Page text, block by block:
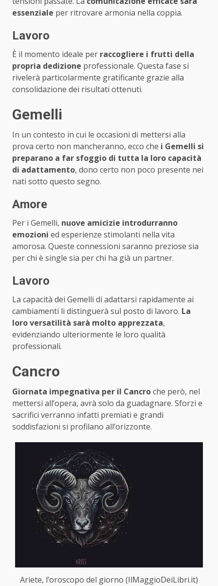
essenziale per ritrovare armonia nella coppia.
Lavoro
È il momento ideale per raccogliere i frutti della
propria dedizione professionale. Questa fase si
rivelerà particolarmente gratificante grazie alla
consolidazione dei risultati ottenuti.
Gemelli
In un contesto in cui le occasioni di mettersi alla
prova certo non mancheranno, ecco che i Gemelli si
preparano a far sfoggio di tutta la loro capacità
di adattamento, dono certo non poco presente nei
nati sotto questo segno.
Amore
Per i Gemelli, nuove amicizie introdurranno
emozioni ed esperienze stimolanti nella vita
amorosa. Queste connessioni saranno preziose sia
per chi è single sia per chi ha già un partner.
Lavoro
La capacità dei Gemelli di adattarsi rapidamente ai
cambiamenti li distinguerà sul posto di lavoro. La
loro versatilità sarà molto apprezzata,
evidenziando ulteriormente le loro qualità
professionali.
Cancro
Giornata impegnativa per il Cancroche però, nel
mettersi all’opera, avrà solo da guadagnare. Sforzi e
sacrifici verranno infatti premiati e grandi
soddisfazioni si profilano all’orizzonte.
Ariete, l’oroscopo del giorno (IlMaggioDeiLibri.it)